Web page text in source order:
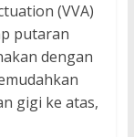
(VVA)
putaran
dengan
gigi ke atas,